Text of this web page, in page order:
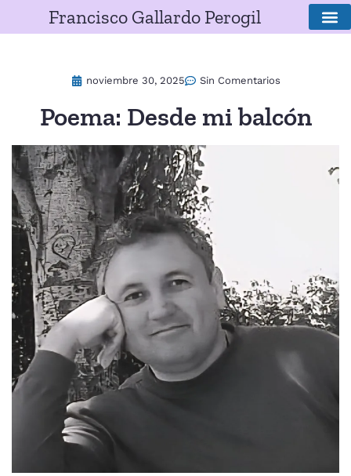
Francisco Gallardo Perogil
noviembre 30, 2025 Sin Comentarios
Poema: Desde mi balcón